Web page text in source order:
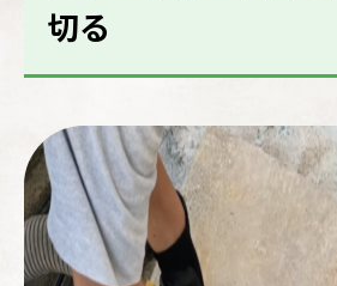
切る